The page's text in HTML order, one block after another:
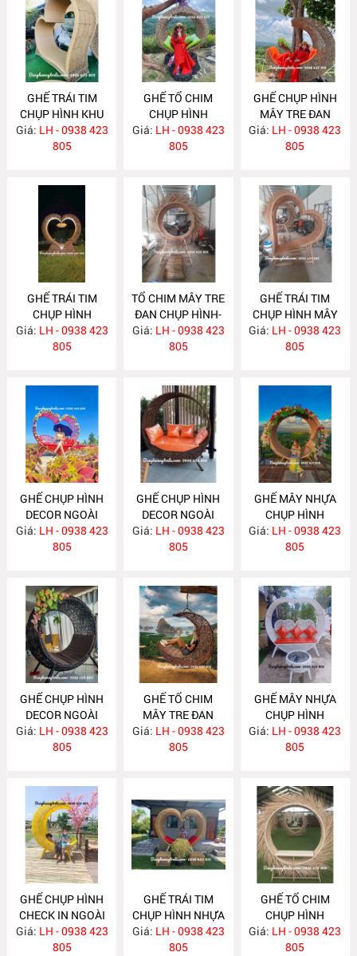
GHẾ TRÁI TIM
CHỤP HÌNH KHU
DU LỊCH MA707
Giá: LH - 0938 423
805
GHẾ TỔ CHIM
CHỤP HÌNH
MA706
Giá: LH - 0938 423
805
GHẾ CHỤP HÌNH
MÂY TRE ĐAN
NGOÀI TRỜI
MA705
Giá: LH - 0938 423
805
GHẾ TRÁI TIM
CHỤP HÌNH
NGOÀI TRỜI
MA700
Giá: LH - 0938 423
805
TỔ CHIM MÂY TRE
ĐAN CHỤP HÌNH-
CHECK IN NGOÀI
TRỜI MA699
Giá: LH - 0938 423
805
GHẾ TRÁI TIM
CHỤP HÌNH MÂY
TRE ĐAN MA698
Giá: LH - 0938 423
805
GHẾ CHỤP HÌNH
DECOR NGOÀI
TRỜI MA649
Giá: LH - 0938 423
805
GHẾ CHỤP HÌNH
DECOR NGOÀI
TRỜI MA648
Giá: LH - 0938 423
805
GHẾ MÂY NHỰA
CHỤP HÌNH
CHECK IN MA647
Giá: LH - 0938 423
805
GHẾ CHỤP HÌNH
DECOR NGOÀI
TRỜI MA646
Giá: LH - 0938 423
805
GHẾ TỔ CHIM
MÂY TRE ĐAN
MA645
Giá: LH - 0938 423
805
GHẾ MÂY NHỰA
CHỤP HÌNH
DECOR MA644
Giá: LH - 0938 423
805
GHẾ CHỤP HÌNH
CHECK IN NGOÀI
TRỜI MA643
Giá: LH - 0938 423
805
GHẾ TRÁI TIM
CHỤP HÌNH NHỰA
GIẢ MÂY MA642
Giá: LH - 0938 423
805
GHẾ TỔ CHIM
CHỤP HÌNH
CHECK IN NGOÀI
TRỜI MA641
Giá: LH - 0938 423
805